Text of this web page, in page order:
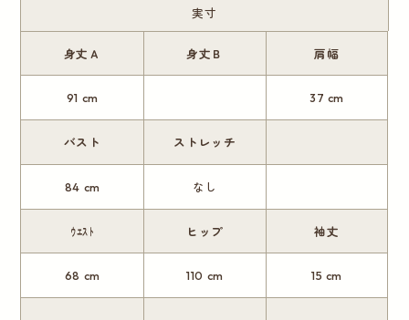
実寸
身丈Ａ
91 cm
身丈Ｂ 肩幅
37 cm
バスト
84 cm
ストレッチ
なし
ｳｴｽﾄ
68 cm
ヒップ
110 cm
袖丈
15 cm